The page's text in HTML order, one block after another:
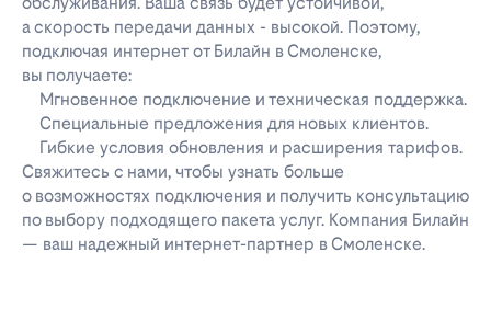
а скорость передачи данных - высокой. Поэтому,
подключая интернет от Билайн в Смоленске,
вы получаете:
Мгновенное подключение и техническая поддержка.
Специальные предложения для новых клиентов.
Гибкие условия обновления и расширения тарифов.
Свяжитесь с нами, чтобы узнать больше
о возможностях подключения и получить консультацию
по выбору подходящего пакета услуг. Компания Билайн
— ваш надежный интернет-партнер в Смоленске.